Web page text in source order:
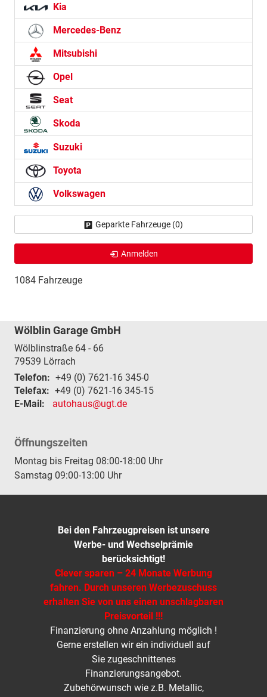
Kia
Mercedes-Benz
Mitsubishi
Opel
Seat
Skoda
Suzuki
Toyota
Volkswagen
Geparkte Fahrzeuge (0)
Anmelden
1084 Fahrzeuge
Wölblin Garage GmbH
Wölblinstraße 64 - 66
79539 Lörrach
Telefon: +49 (0) 7621-16 345-0
Telefax: +49 (0) 7621-16 345-15
E-Mail:
autohaus@ugt.de
Öffnungszeiten
Montag bis Freitag 08:00-18:00 Uhr
Samstag 09:00-13:00 Uhr
Bei den Fahrzeugpreisen ist unsere
Werbe- und Wechselprämie
berücksichtigt!
Clever sparen – 24 Monate Werbung
fahren. Durch unseren Werbezuschuss
erhalten Sie von uns einen unschlagbaren
Preisvorteil !!!
Finanzierung ohne Anzahlung möglich !
Gerne erstellen wir ein individuell auf
Sie zugeschnittenes
Finanzierungsangebot.
Zubehörwunsch wie z.B. Metallic,